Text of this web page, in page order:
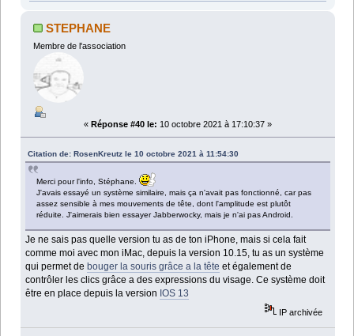
STEPHANE
Membre de l'association
« Réponse #40 le: 10 octobre 2021 à 17:10:37 »
Citation de: RosenKreutz le 10 octobre 2021 à 11:54:30
Merci pour l'info, Stéphane.
J'avais essayé un système similaire, mais ça n'avait pas fonctionné, car pas
assez sensible à mes mouvements de tête, dont l'amplitude est plutôt
réduite. J'aimerais bien essayer Jabberwocky, mais je n'ai pas Android.
Je ne sais pas quelle version tu as de ton iPhone, mais si cela fait
comme moi avec mon iMac, depuis la version 10.15, tu as un système
qui permet de bouger la souris grâce a la tête et également de
contrôler les clics grâce a des expressions du visage. Ce système doit
être en place depuis la version IOS 13
IP archivée